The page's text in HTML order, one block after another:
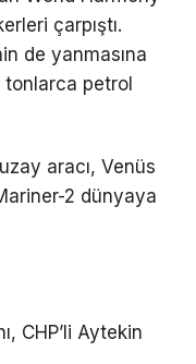
çarpıştı.
de yanmasına
petrol
aracı, Venüs
2 dünyaya
CHP’li Aytekin